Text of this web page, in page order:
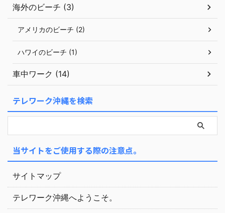
海外のビーチ (3)
アメリカのビーチ (2)
ハワイのビーチ (1)
車中ワーク (14)
テレワーク沖縄を検索
当サイトをご使用する際の注意点。
サイトマップ
テレワーク沖縄へようこそ。